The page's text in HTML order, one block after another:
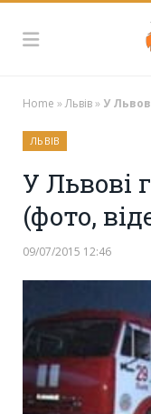
Home »Львів» У
ЛЬВІВ
У Львові
(фото,
09/07/2015 12:46